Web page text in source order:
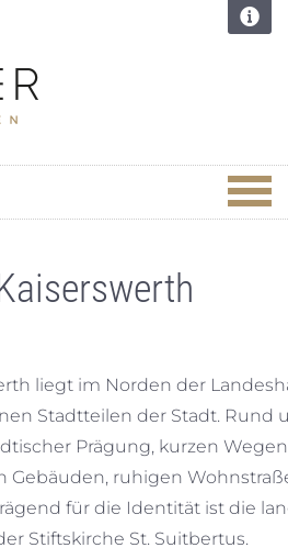
liegt im Norden der
Stadtteilen der Stadt.
Prägung, kurzen
Gebäuden, ruhigen
für die Identität ist die
Stiftskirche St. Suitbertus.